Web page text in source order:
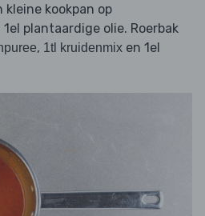
kookpan op
plantaardige olie. Roerbak
, 1tl kruidenmix en 1el